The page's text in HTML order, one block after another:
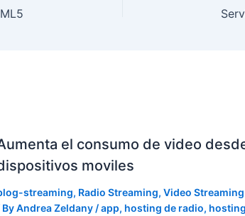
el consumo de video
moviles
streaming, Radio Streaming, Video Streaming
ByAndrea Zeldany /app, hosting de radio, hosting